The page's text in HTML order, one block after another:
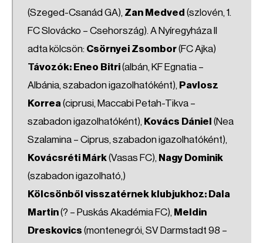
(Szeged-Csanád GA), Zan Medved (szlovén, 1.
FC Slovácko – Csehország). A Nyíregyháza II
adta kölcsön: Csörnyei Zsombor(FC Ajka)
Távozók: Eneo Bitri(albán, KF Egnatia –
Albánia, szabadon igazolhatóként), Pavlosz
Korrea (ciprusi, Maccabi Petah-Tikva –
szabadon igazolhatóként), Kovács Dániel (Nea
Szalamina – Ciprus, szabadon igazolhatóként),
Kovácsréti Márk(Vasas FC), Nagy Dominik
(szabadon igazolható,)
Kölcsönből visszatérnek klubjukhoz: Dala
Martin(? – Puskás Akadémia FC), Meldin
Dreskovics (montenegrói, SV Darmstadt 98 –